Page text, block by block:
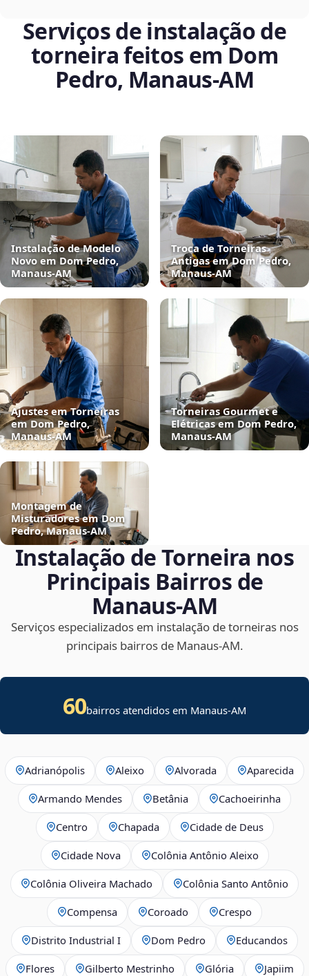
Serviços de instalação de
torneira feitos em Dom
Pedro, Manaus‑AM
Instalação de Modelo
Novo em Dom Pedro,
Manaus‑AM
Troca de Torneiras
Antigas em Dom Pedro,
Manaus‑AM
Ajustes em Torneiras
em Dom Pedro,
Manaus‑AM
Torneiras Gourmet e
Elétricas em Dom Pedro,
Manaus‑AM
Montagem de
Misturadores em Dom
Pedro, Manaus‑AM
Instalação de Torneira nos
Principais Bairros de
Manaus‑AM
Serviços especializados em instalação de torneiras nos
principais bairros de Manaus‑AM.
60bairros atendidos em Manaus-AM
Adrianópolis Aleixo Alvorada Aparecida
Armando Mendes Betânia Cachoeirinha
Centro Chapada Cidade de Deus
Cidade Nova Colônia Antônio Aleixo
Colônia Oliveira Machado Colônia Santo Antônio
Compensa Coroado Crespo
Distrito Industrial I Dom Pedro Educandos
Flores Gilberto Mestrinho Glória Japiim